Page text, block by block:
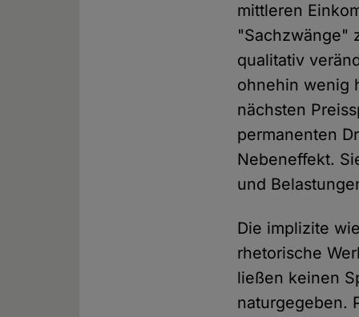
mittleren
"Sachzwänge"
qualitativ
ohnehin wenig
nächsten
permanenten
Nebeneffekt.
und
Die implizite
rhetorische
ließen keinen
naturgegeben.